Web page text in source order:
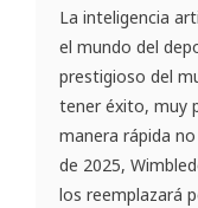
La inteligencia
el mundo del
prestigioso del
tener éxito, muy
manera rápida
de 2025,
los reemplazará